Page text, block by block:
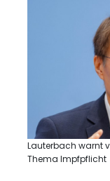
Lauterbach warnt
Thema Impfpflicht